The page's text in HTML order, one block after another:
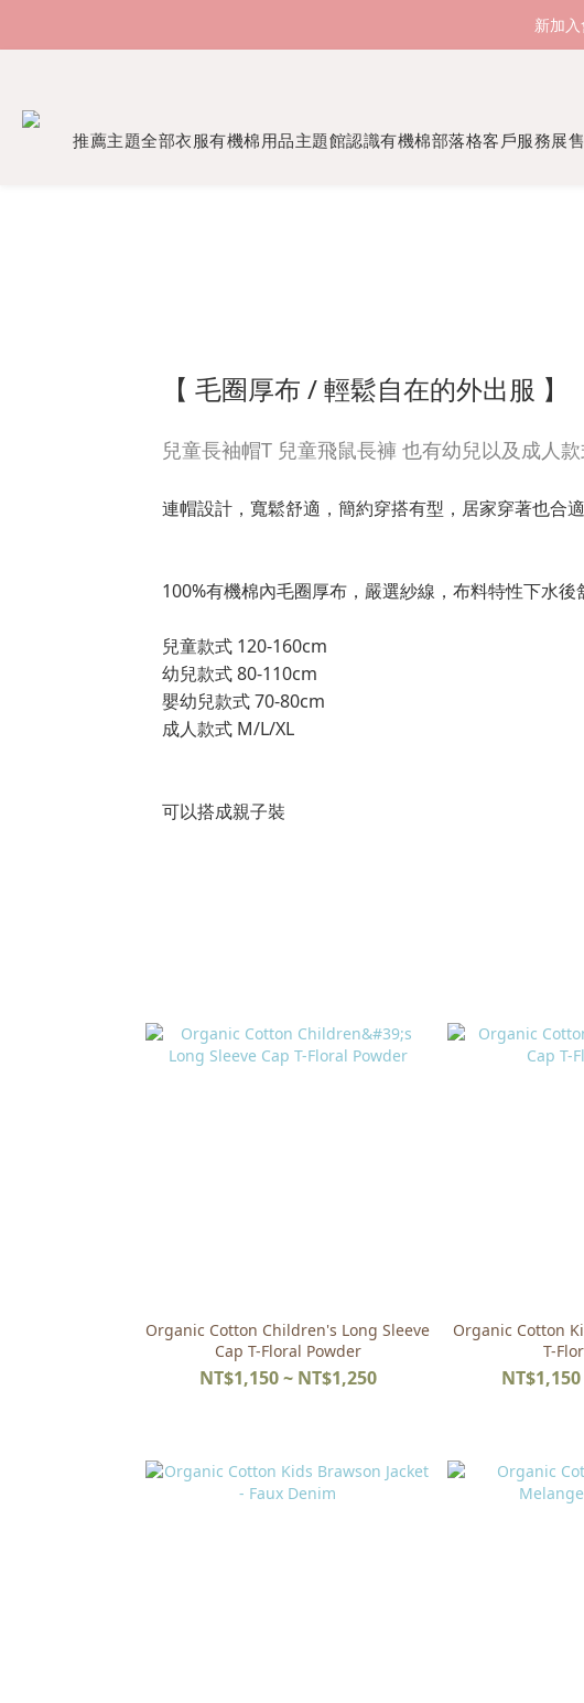
新加
新加
推薦主題全部衣服有機棉用品主題館認識有機棉部落格客戶服務展
【 毛圈厚布 / 輕鬆自在的外出服 】
兒童長袖帽T 兒童飛鼠長褲 也有幼兒以及成人
連帽設計，寬鬆舒適，簡約穿搭有型，居家穿著也合適
100%有機棉內毛圈厚布，嚴選紗線，布料特性下水後
兒童款式 120-160cm
幼兒款式 80-110cm
嬰幼兒款式 70-80cm
成人款式 M/L/XL
可以搭成親子裝
Organic Cotton Children's Long Sleeve
Cap T-Floral Powder
NT$1,150 ~ NT$1,250
Organic Cotton
T-